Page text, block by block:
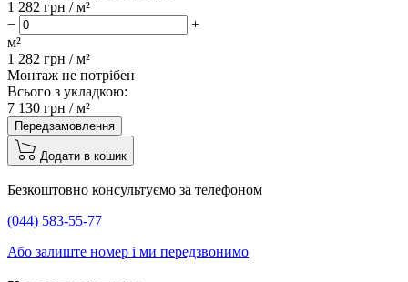
1 282 грн / м²
−
+
м²
1 282 грн /м²
Монтаж не потрібен
Всього з укладкою:
7 130 грн /м²
Передзамовлення
Додати в кошик
Безкоштовно консультуємо за телефоном
(044) 583-55-77
Або залиште номер і ми передзвонимо